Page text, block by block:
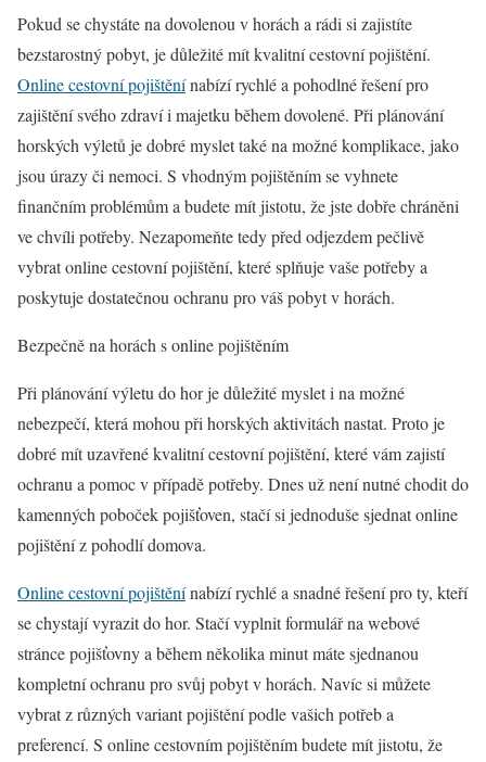
Pokud se chystáte na dovolenou v horách a rádi si zajistíte
bezstarostný pobyt, je důležité mít kvalitní cestovní pojištění.
Online cestovní pojištěnínabízí rychlé a pohodlné řešení pro
zajištění svého zdraví i majetku během dovolené. Při plánování
horských výletů je dobré myslet také na možné komplikace, jako
jsou úrazy či nemoci. S vhodným pojištěním se vyhnete
finančním problémům a budete mít jistotu, že jste dobře chráněni
ve chvíli potřeby. Nezapomeňte tedy před odjezdem pečlivě
vybrat online cestovní pojištění, které splňuje vaše potřeby a
poskytuje dostatečnou ochranu pro váš pobyt v horách.
Bezpečně na horách s online pojištěním
Při plánování výletu do hor je důležité myslet i na možné
nebezpečí, která mohou při horských aktivitách nastat. Proto je
dobré mít uzavřené kvalitní cestovní pojištění, které vám zajistí
ochranu a pomoc v případě potřeby. Dnes už není nutné chodit do
kamenných poboček pojišťoven, stačí si jednoduše sjednat online
pojištění z pohodlí domova.
Online cestovní pojištěnínabízí rychlé a snadné řešení pro ty, kteří
se chystají vyrazit do hor. Stačí vyplnit formulář na webové
stránce pojišťovny a během několika minut máte sjednanou
kompletní ochranu pro svůj pobyt v horách. Navíc si můžete
vybrat z různých variant pojištění podle vašich potřeb a
preferencí. S online cestovním pojištěním budete mít jistotu, že